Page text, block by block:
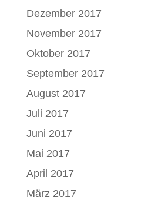
Dezember 2017
November 2017
Oktober 2017
September 2017
August 2017
Juli 2017
Juni 2017
Mai 2017
April 2017
März 2017